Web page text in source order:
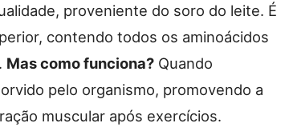
proveniente do soro do leite. É
contendo todos os aminoácidos
Mas como funciona? Quando
pelo organismo, promovendo a
muscular após exercícios.